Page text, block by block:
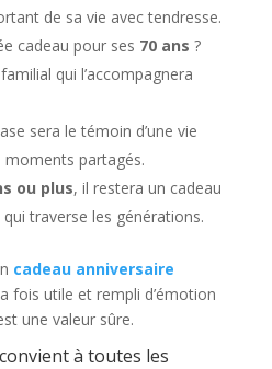
de sa vie avec tendresse.
cadeau pour ses 70 ans ?
qui l’accompagnera
sera le témoin d’une vie
moments partagés.
ou plus, il restera un cadeau
traverse les générations.
cadeau anniversaire
fois utile et rempli d’émotion
une valeur sûre.
à toutes les